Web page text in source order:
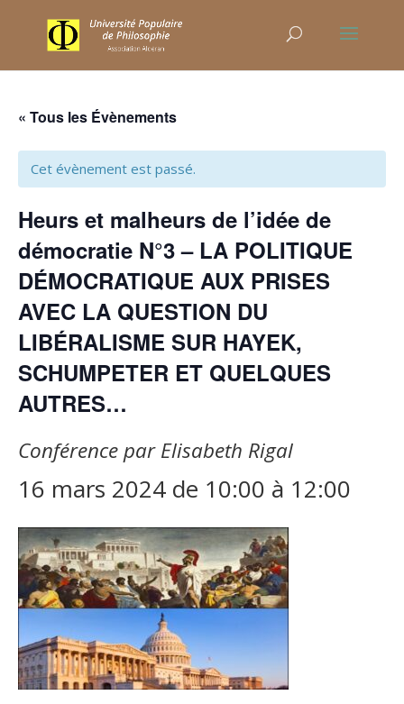
« Tous les Évènements
Cet évènement est passé.
Heurs et malheurs de l’idée de
démocratie N°3 – LA POLITIQUE
DÉMOCRATIQUE AUX PRISES
AVEC LA QUESTION DU
LIBÉRALISME SUR HAYEK,
SCHUMPETER ET QUELQUES
AUTRES…
Conférence par Elisabeth Rigal
16 mars 2024 de 10:00 à 12:00